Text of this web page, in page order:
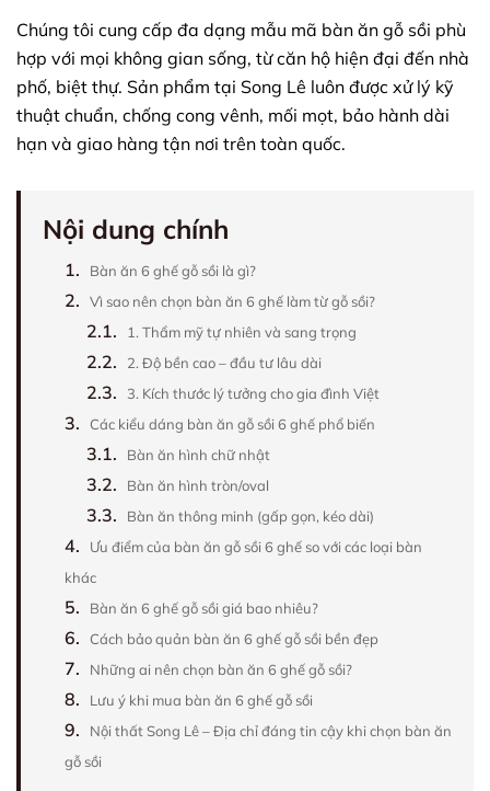
Chúng tôi cung cấp đa dạng mẫu mã bàn ăn gỗ sồi phù
hợp với mọi không gian sống, từ căn hộ hiện đại đến nhà
phố, biệt thự. Sản phẩm tại Song Lê luôn được xử lý kỹ
thuật chuẩn, chống cong vênh, mối mọt, bảo hành dài
hạn và giao hàng tận nơi trên toàn quốc.
Nội dung chính
1. Bàn ăn 6 ghế gỗ sồi là gì?
2. Vì sao nên chọn bàn ăn 6 ghế làm từ gỗ sồi?
2.1. 1. Thẩm mỹ tự nhiên và sang trọng
2.2. 2. Độ bền cao – đầu tư lâu dài
2.3. 3. Kích thước lý tưởng cho gia đình Việt
3. Các kiểu dáng bàn ăn gỗ sồi 6 ghế phổ biến
3.1. Bàn ăn hình chữ nhật
3.2. Bàn ăn hình tròn/oval
3.3. Bàn ăn thông minh (gấp gọn, kéo dài)
4.
Ưu điểm của bàn ăn gỗ sồi 6 ghế so với các loại bàn
khác
5. Bàn ăn 6 ghế gỗ sồi giá bao nhiêu?
6. Cách bảo quản bàn ăn 6 ghế gỗ sồi bền đẹp
7. Những ai nên chọn bàn ăn 6 ghế gỗ sồi?
8. Lưu ý khi mua bàn ăn 6 ghế gỗ sồi
9.
Nội thất Song Lê – Địa chỉ đáng tin cậy khi chọn bàn ăn
gỗ sồi